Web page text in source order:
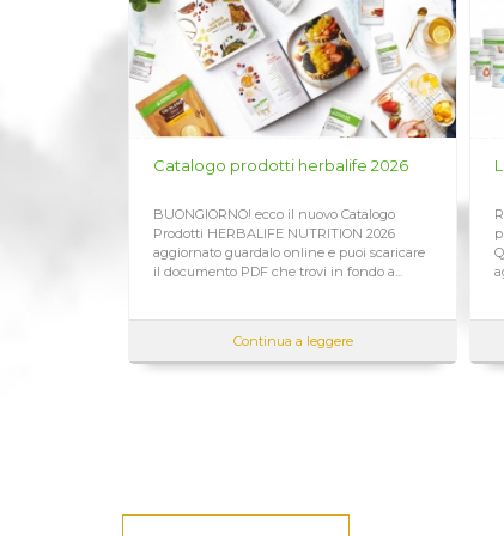
online e puoi scaricare
LISTINO PREZZI HERBALIFE 2026
Richiedi qui il Listino Prezzi Herbalife 2026,
prezzi ufficiali di vendita al cliente CLICCA
QUI ricevi immediatamente sempre
aggiornato Assieme...
Continua a leggere